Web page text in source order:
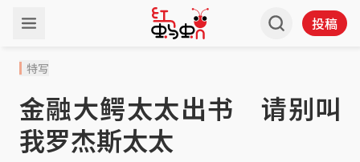
投稿
特写
金融大鳄太太出书 请别叫
我罗杰斯太太